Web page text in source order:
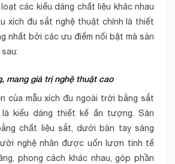
các kiểu dáng chất liệu khác nhau
xích đu sắt nghệ thuật chính là thiết
nhất bởi các ưu điểm nổi bật mà sản
mang giá trị nghệ thuật cao
của mẫu xích đu ngoài trời bằng sắt
kiểu dáng thiết kế ấn tượng. Sản
chất liệu sắt, dưới bàn tay sáng
nghệ nhân được uốn lượn tinh tế
phong cách khác nhau, góp phần